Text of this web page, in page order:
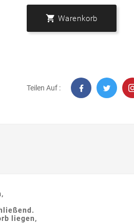
 Warenkorb
Teilen Auf :
liegen,